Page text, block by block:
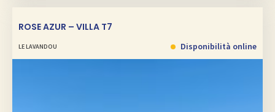
ROSE AZUR – VILLA T7
LE LAVANDOU Disponibilità online